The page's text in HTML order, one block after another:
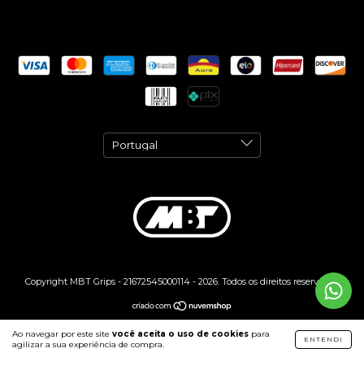
Ao navegar por este site você aceita o uso de cookies para
agilizar a sua experiência de compra.
ENTENDI
Copyright MBT Grips - 21672545000114 - 2026. Todos os direitos reservados.